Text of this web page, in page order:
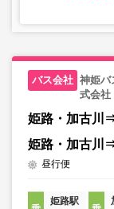
神姫バ
式会社
姫路・加古川
姫路・加古川
昼行便
姫路駅